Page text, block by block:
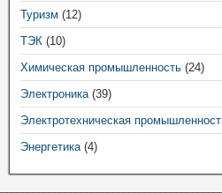
Туризм (12)
ТЭК (10)
Химическая промышленность (24)
Электроника(39)
Электротехническая
Энергетика(4)